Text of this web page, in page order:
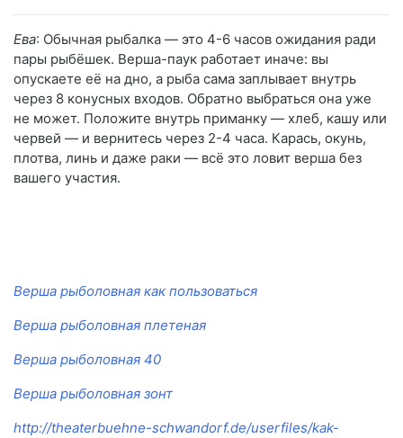
Ева: Обычная рыбалка — это 4-6 часов ожидания ради
пары рыбёшек. Верша-паук работает иначе: вы
опускаете её на дно, а рыба сама заплывает внутрь
через 8 конусных входов. Обратно выбраться она уже
не может. Положите внутрь приманку — хлеб, кашу или
червей — и вернитесь через 2-4 часа. Карась, окунь,
плотва, линь и даже раки — всё это ловит верша без
вашего участия.
Верша рыболовная как пользоваться
Верша рыболовная плетеная
Верша рыболовная 40
Верша рыболовная зонт
http://theaterbuehne-schwandorf.de/userfiles/kak-